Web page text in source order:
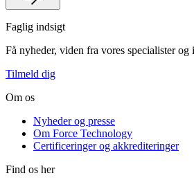
Faglig indsigt
Få nyheder, viden fra vores specialister
Tilmeld dig
Om os
Nyheder og presse
Om Force Technology
Certificeringer og akkrediteringer
Find os her